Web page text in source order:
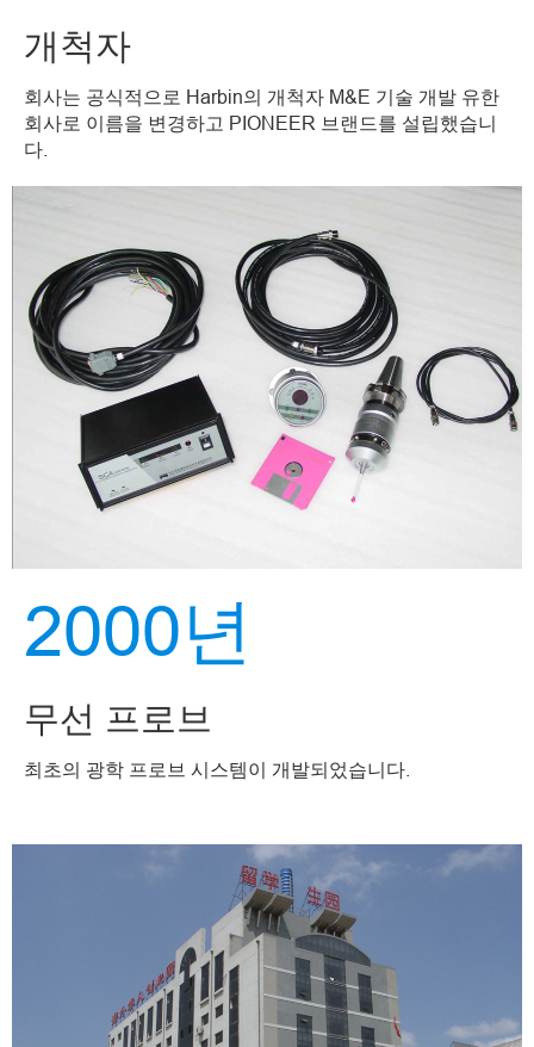
개척자
회사는 공식적으로 Harbin의 개척자 M&E 기술 개발 유한
회사로 이름을 변경하고 PIONEER 브랜드를 설립했습니
다.
2000년
무선 프로브
최초의 광학 프로브 시스템이 개발되었습니다.